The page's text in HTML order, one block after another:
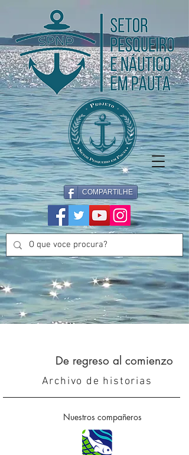
COMPARTILHE
De regreso al comienzo
Archivo de historias
Nuestros compañeros